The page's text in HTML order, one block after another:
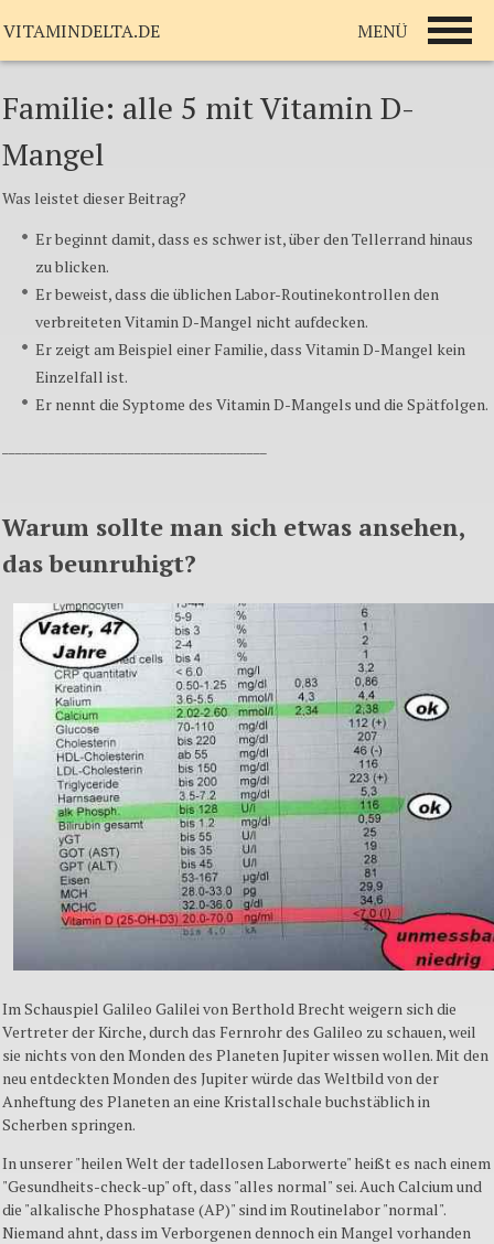
Familie: alle 5 mit Vitamin D-
Mangel
Was leistet dieser Beitrag?
Er beginnt damit, dass es schwer ist, über den Tellerrand hinaus
zu blicken.
Er beweist, dass die üblichen Labor-Routinekontrollen den
verbreiteten Vitamin D-Mangel nicht aufdecken.
Er zeigt am Beispiel einer Familie, dass Vitamin D-Mangel kein
Einzelfall ist.
Er nennt die Syptome des Vitamin D-Mangels und die Spätfolgen.
Warum sollte man sich etwas ansehen,
das beunruhigt?
Im Schauspiel Galileo Galilei von Berthold Brecht weigern sich die
Vertreter der Kirche, durch das Fernrohr des Galileo zu schauen, weil
sie nichts von den Monden des Planeten Jupiter wissen wollen. Mit den
neu entdeckten Monden des Jupiter würde das Weltbild von der
Anheftung des Planeten an eine Kristallschale buchstäblich in
Scherben springen.
In unserer "heilen Welt der tadellosen Laborwerte" heißt es nach einem
"Gesundheits-check-up" oft, dass "alles normal" sei. Auch Calcium und
die "alkalische Phosphatase (AP)" sind im Routinelabor "normal".
Niemand ahnt, dass im Verborgenen dennoch ein Mangel vorhanden
VITAMINDELTA.DE MENÜ